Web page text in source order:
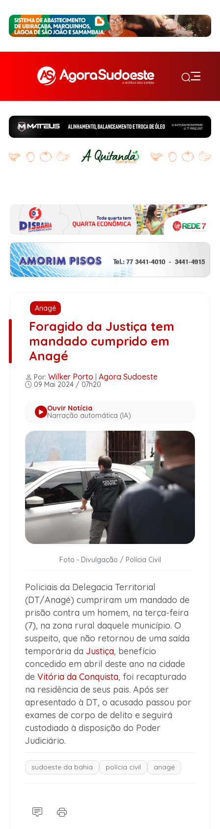
Anagé
Foragido da Justiça tem
mandado cumprido em
Anagé
Por: Wilker Porto Agora Sudoeste
09 Mai 2024 / 07h20
Ouvir Notícia
Narração automática (IA)
Foto - Divulgação / Polícia Civil
Policiais da Delegacia Territorial
(DT/Anagé) cumpriram um mandado de
prisão contra um homem, na terça-feira
(7), na zona rural daquele município. O
suspeito, que não retornou de uma saída
temporária da Justiça, benefício
concedido em abril deste ano na cidade
de Vitória da Conquista, foi recapturado
na residência de seus pais. Após ser
apresentado à DT, o acusado passou por
exames de corpo de delito e seguirá
custodiado à disposição do Poder
Judiciário.
sudoeste da bahia polícia civil anagé